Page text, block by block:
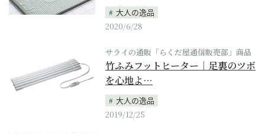
大人の逸品
2020/6/28
サライの通販「らくだ屋通信販売部」商品
竹ふみフットヒーター｜足裏のツボ
を心地よ…
大人の逸品
2019/12/25